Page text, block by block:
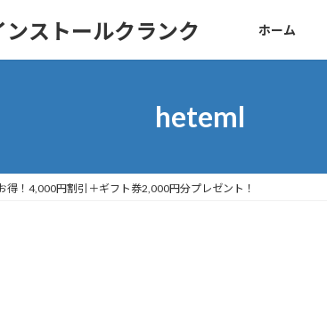
ストールクランク ホーム
heteml
得！4,000円割引＋ギフト券2,000円分プレゼント！